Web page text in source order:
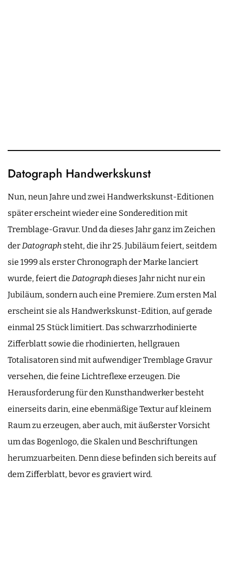
Datograph Handwerkskunst
Nun, neun Jahre und zwei Handwerkskunst-Editionen
später erscheint wieder eine Sonderedition mit
Tremblage-Gravur. Und da dieses Jahr ganz im Zeichen
derDatograph steht, die ihr 25. Jubiläum feiert, seitdem
sie 1999 als erster Chronograph der Marke lanciert
wurde, feiert die Datographdieses Jahr nicht nur ein
Jubiläum, sondern auch eine Premiere. Zum ersten Mal
erscheint sie als Handwerkskunst-Edition, auf gerade
einmal 25 Stück limitiert. Das schwarzrhodinierte
Zifferblatt sowie die rhodinierten, hellgrauen
Totalisatoren sind mit aufwendiger Tremblage Gravur
versehen, die feine Lichtreflexe erzeugen. Die
Herausforderung für den Kunsthandwerker besteht
einerseits darin, eine ebenmäßige Textur auf kleinem
Raum zu erzeugen, aber auch, mit äußerster Vorsicht
um das Bogenlogo, die Skalen und Beschriftungen
herumzuarbeiten. Denn diese befinden sich bereits auf
dem Zifferblatt, bevor es graviert wird.